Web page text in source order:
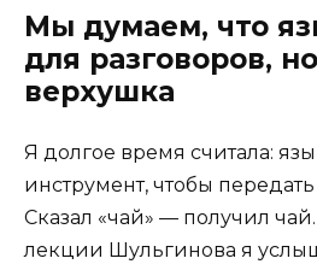
Мы думаем, что
для разговоров,
верхушка
Я долгое время считала:
инструмент, чтобы
Сказал «чай» — получил
лекции Шульгинова я